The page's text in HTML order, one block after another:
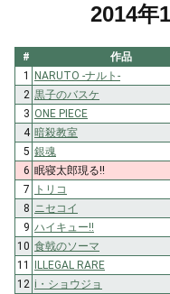
2014年
# 作品
1 NARUTO -ナルト-
2 黒子のバスケ
3 ONE PIECE
4 暗殺教室
5 銀魂
6 眠寝太郎現る!!
7
トリコ
8 ニセコイ
9 ハイキュー!!
10 食戟のソーマ
11 ILLEGAL RARE
12 i・ショウジョ